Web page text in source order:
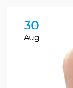
30
Aug